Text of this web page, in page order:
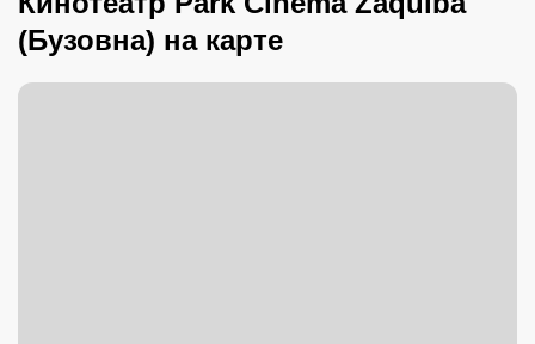
(Бузовна) на карте